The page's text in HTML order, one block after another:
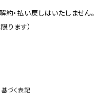
・払い戻しはいたしません。
ります）
づく表記